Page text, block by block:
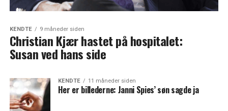
KENDTE 9 måneder siden
Christian Kjær hastet på hospitalet:
Susan ved hans side
KENDTE 11 måneder siden
Her er billederne: Janni Spies’ søn sagde ja